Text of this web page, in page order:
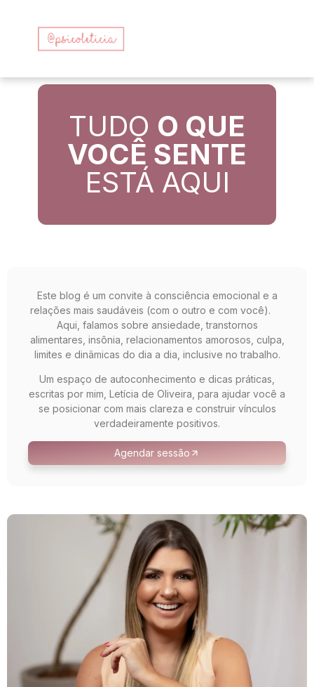
TUDO O QUE
VOCÊ SENTE
ESTÁ AQUI
Este blog é um convite à consciência emocional e a
relações mais saudáveis (com o outro e com você).
Aqui, falamos sobre ansiedade, transtornos
alimentares, insônia, relacionamentos amorosos, culpa,
limites e dinâmicas do dia a dia, inclusive no trabalho.
Um espaço de autoconhecimento e dicas práticas,
escritas por mim, Letícia de Oliveira, para ajudar você a
se posicionar com mais clareza e construir vínculos
verdadeiramente positivos.
Agendar sessão